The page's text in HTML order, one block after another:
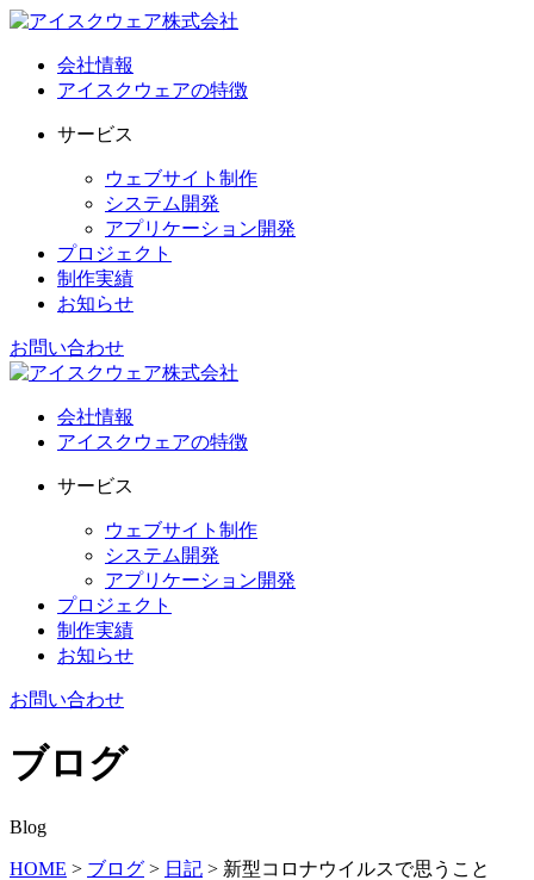
会社情報
アイスクウェアの特徴
サービス
ウェブサイト制作
システム開発
アプリケーション開発
プロジェクト
制作実績
お知らせ
お問い合わせ
会社情報
アイスクウェアの特徴
サービス
ウェブサイト制作
システム開発
アプリケーション開発
プロジェクト
制作実績
お知らせ
お問い合わせ
ブログ
Blog
HOME > ブログ > 日記 > 新型コロナウイルスで思うこと